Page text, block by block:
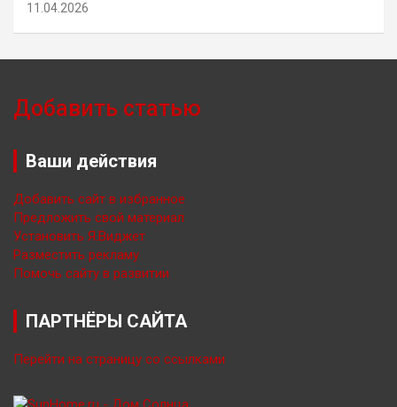
11.04.2026
Добавить статью
Ваши действия
Добавить сайт в избранное
Предложить свой материал
Установить Я.Виджет
Разместить рекламу
Помочь сайту в развитии
ПАРТНЁРЫ САЙТА
Перейти на страницу со ссылками